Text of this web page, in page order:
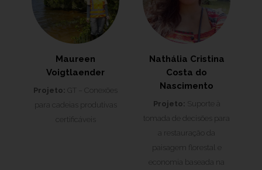
Maureen
Voigtlaender
Projeto: GT – Conexões
para cadeias produtivas
certificáveis
Nathália Cristina
Costa do
Nascimento
Projeto: Suporte à
tomada de decisões para
a restauração da
paisagem florestal e
economia baseada na